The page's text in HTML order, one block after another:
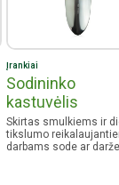
Įrankiai
Sodininko
kastuvėlis
Skirtas smulkiems ir
tikslumo
darbams sode ar darže.